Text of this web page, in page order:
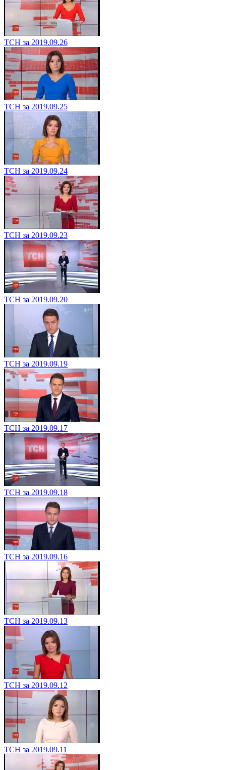
ТСН за 2019.09.26
ТСН за 2019.09.25
ТСН за 2019.09.24
ТСН за 2019.09.23
ТСН за 2019.09.20
ТСН за 2019.09.19
ТСН за 2019.09.17
ТСН за 2019.09.18
ТСН за 2019.09.16
ТСН за 2019.09.13
ТСН за 2019.09.12
ТСН за 2019.09.11